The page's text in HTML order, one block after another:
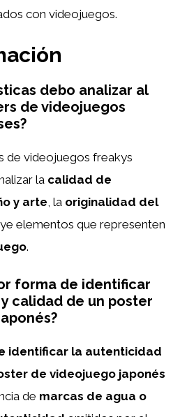
con videojuegos.
debo analizar al
de videojuegos
de videojuegos freakys
la calidad de
y arte, la originalidad del
elementos que representen
.
forma de identificar
calidad de un poster
identificar la autenticidad
de videojuego japonés
de marcas de agua o